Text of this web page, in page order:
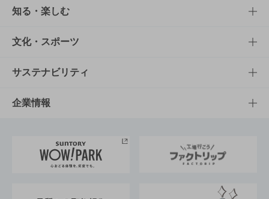
商品TOP
商品一覧
商品発売情報
栄養成分一覧
知る・楽しむ
知る・楽しむTOP
キャンペーン
工場見学
地域情報
文化・スポーツ
文化・スポーツTOP
サントリーホール
サントリーサンバーズ大阪
サステナビリティ
サステナビリティTOP
サントリーが考えるサステナビリティ経営
企業情報
企業概要